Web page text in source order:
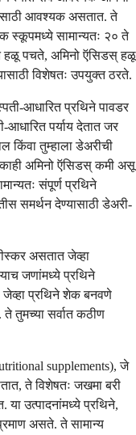
आवश्यक असतात. ते
स्कूपमध्ये सामान्यतः २० ते
हळू पचते, अमिनो ऍसिडस् हळू
विशेषतः उपयुक्त ठरते.
आधारित प्रथिने पावडर
आधारित पर्याय देतात जर
किंवा तुम्हाला डेअरीची
अमिनो ऍसिडस् कमी असू
संपूर्ण प्रथिने
समर्थन देण्यासाठी डेअरी-
असतात जेव्हा
जणांमध्ये प्रथिने
जेव्हा प्रथिने शेक बनवणे
तुमच्या सर्वात कठीण
supplements), जे
ते विशेषतः जखमा बरी
उत्पादनांमध्ये प्रथिने,
असते. ते सामान्य